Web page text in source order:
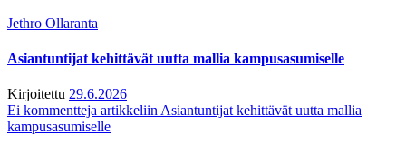
Jethro Ollaranta
Asiantuntijat kehittävät uutta mallia kampusasumiselle
Kirjoitettu 29.6.2026
Ei kommentteja artikkeliin Asiantuntijat kehittävät uutta mallia
kampusasumiselle